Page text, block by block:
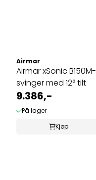
Airmar
Airmar xSonic B150M-
svinger med 12° tilt
9.386,-
På lager
Kjøp